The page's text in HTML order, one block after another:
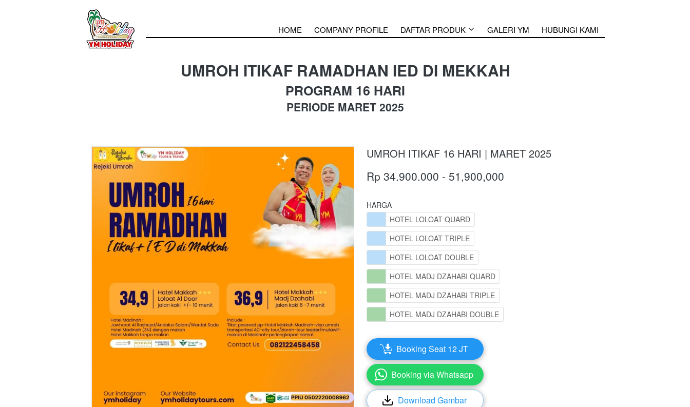
HOME COMPANY PROFILE DAFTAR PRODUK GALERI YM HUBUNGI KAMI
UMROH ITIKAF RAMADHAN IED DI MEKKAH
PROGRAM 16 HARI
PERIODE MARET 2025
UMROH ITIKAF 16 HARI | MARET 2025
Rp 34.900.000 - 51,900,000
HARGA
HOTEL LOLOAT QUARD
HOTEL LOLOAT TRIPLE
HOTEL LOLOAT DOUBLE
HOTEL MADJ DZAHABI QUARD
HOTEL MADJ DZAHABI TRIPLE
HOTEL MADJ DZAHABI DOUBLE
` Booking Seat 12 JT
` Booking via Whatsapp
` Download Gambar